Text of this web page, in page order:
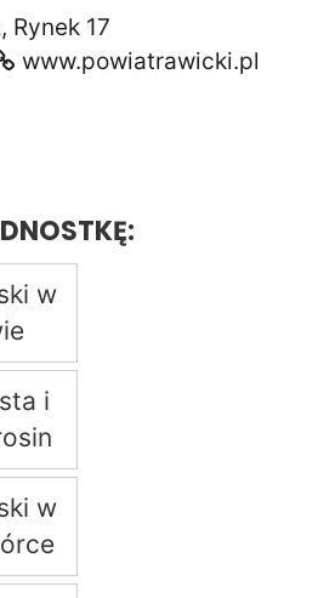
Rynek 17
www.powiatrawicki.pl
w
i
w